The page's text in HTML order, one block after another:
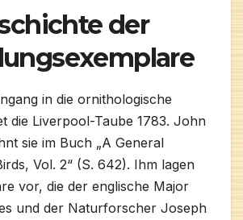
der
in die ornithologische
die Liverpool-Taube 1783. John
sie im Buch „A General
Vol. 2“ (S. 642). Ihm lagen
vor, die der englische Major
und der Naturforscher Joseph